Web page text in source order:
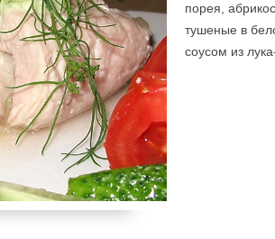
порея,
тушеные в
соусом из